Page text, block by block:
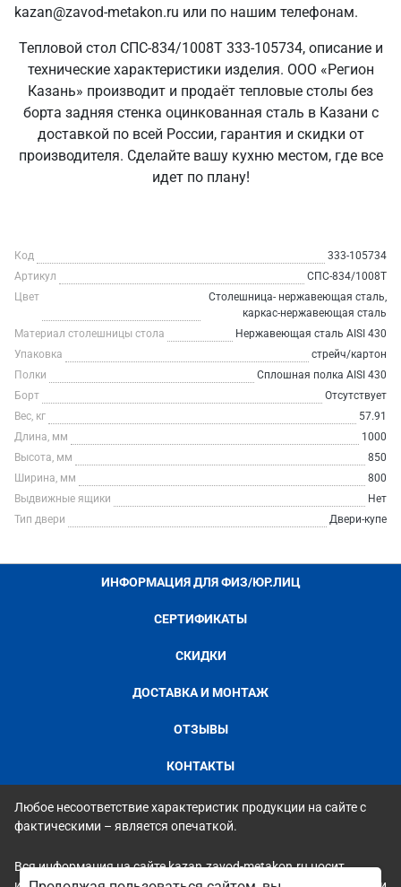
kazan@zavod-metakon.ru или по нашим телефонам.
Тепловой стол СПС-834/1008Т 333-105734, описание и
технические характеристики изделия. ООО «Регион
Казань» производит и продаёт тепловые столы без
борта задняя стенка оцинкованная сталь в Казани с
доставкой по всей России, гарантия и скидки от
производителя. Сделайте вашу кухню местом, где все
идет по плану!
Код
333-105734
Артикул
СПС-834/1008Т
Цвет
Столешница- нержавеющая сталь,
каркас-нержавеющая сталь
Материал столешницы стола
Нержавеющая сталь AISI 430
Упаковка
стрейч/картон
Полки
Сплошная полка AISI 430
Борт
Отсутствует
Вес, кг
57.91
Длина, мм
1000
Высота, мм
850
Ширина, мм
800
Выдвижные ящики
Нет
Тип двери
Двери-купе
ИНФОРМАЦИЯ ДЛЯ ФИЗ/ЮР.ЛИЦ
СЕРТИФИКАТЫ
СКИДКИ
ДОСТАВКА И МОНТАЖ
ОТЗЫВЫ
КОНТАКТЫ
Любое несоответствие характеристик продукции на сайте с
фактическими – является опечаткой.
Вся информация на сайте kazan.zavod-metakon.ru носит